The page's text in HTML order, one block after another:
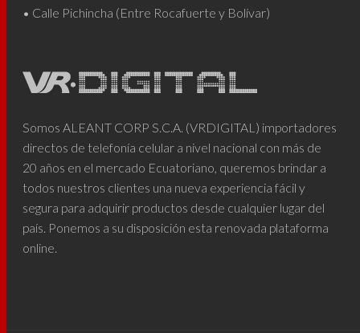
• Calle Pichincha (Entre Rocafuerte y Bolívar)
Somos ALEANT CORP S.C.A. (VRDIGITAL) importadores
directos de telefonía celular a nivel nacional con más de
20 años en el mercado Ecuatoriano, queremos brindar a
todos nuestros clientes una nueva experiencia fácil y
segura para adquirir productos desde cualquier lugar del
país. Ponemos a su disposición esta renovada plataforma
online.